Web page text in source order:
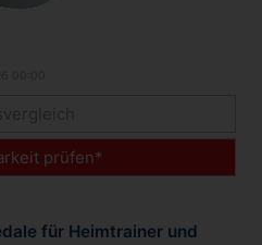
prüfen*
für Heimtrainer und